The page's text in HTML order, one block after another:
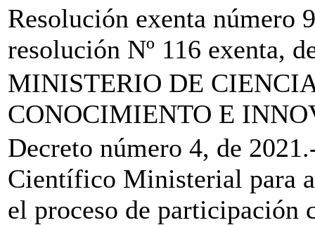
Resolución exenta número
resolución Nº 116 exenta,
MINISTERIO DE
CONOCIMIENTO E
Decreto número 4, de
Científico Ministerial para
el proceso de participación